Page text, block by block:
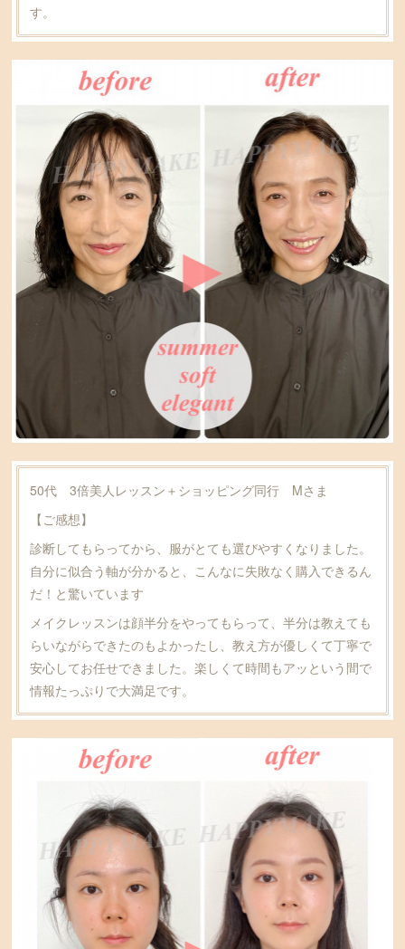
す。
50代 3倍美人レッスン＋ショッピング同行 Mさま
【ご感想】
診断してもらってから、服がとても選びやすくなりました。
自分に似合う軸が分かると、こんなに失敗なく購入できるん
だ！と驚いています
メイクレッスンは顔半分をやってもらって、半分は教えても
らいながらできたのもよかったし、教え方が優しくて丁寧で
安心してお任せできました。楽しくて時間もアッという間で
情報たっぷりで大満足です。